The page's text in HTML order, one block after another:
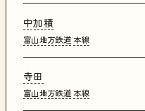
中加積
富山地方鉄道 本線
寺田
富山地方鉄道 本線